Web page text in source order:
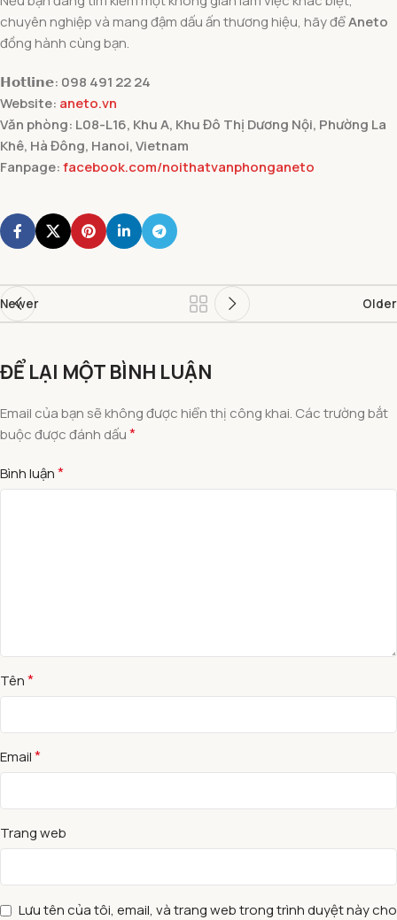
chuyên nghiệp và mang đậm dấu ấn thương hiệu, hãy đểAneto
đồng hành cùng bạn.
𝗛𝗼𝘁𝗹𝗶𝗻𝗲: 098 491 22 24
Website: aneto.vn
Văn phòng: L08-L16, Khu A, Khu Đô Thị Dương Nội, Phường La
Khê, Hà Đông, Hanoi, Vietnam
Fanpage:facebook.com/noithatvanphonganeto
Newer Older
ĐỂ LẠI MỘT BÌNH LUẬN
Email của bạn sẽ không được hiển thị công khai. Các trường bắt
buộc được đánh dấu*
Bình luận*
Tên*
Email*
Trang web
Lưu tên của tôi, email, và trang web trong trình duyệt này cho